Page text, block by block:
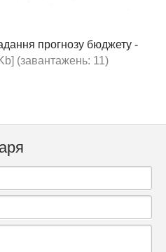
прогнозу бюджету -
(завантажень: 11)